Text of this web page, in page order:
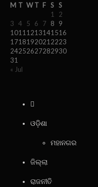
M T W T F S S
1
2
3 4 5 6 7 8
9
1011 1213141516
1718192021 2223
24252627282930
31
« Jul
ଓଡ଼ିଶା
ମହାନଗର
ଜିଲ୍ଲା
ରାଜନୀତି